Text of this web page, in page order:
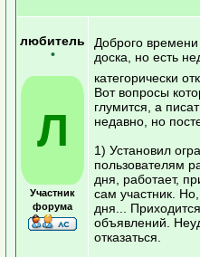
любитель
•
Л
Участник
форума
Доброго
доска, но есть
категорически
Вот вопросы
глумится, а
недавно, но
1) Установил
пользователям
дня, работает,
сам участник.
дня...
объявлений.
отказаться.